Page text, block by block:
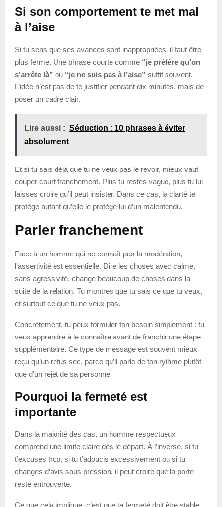
Si son comportement te met mal
à l’aise
Si tu sens que ses avances sont inappropriées, il faut être
plus ferme. Une phrase courte comme “je préfère qu’on
s’arrête là” ou “je ne suis pas à l’aise” suffit souvent.
L’idée n’est pas de te justifier pendant dix minutes, mais de
poser un cadre clair.
Lire aussi : Séduction : 10 phrases à éviter
absolument
Et si tu sais déjà que tu ne veux pas le revoir, mieux vaut
couper court franchement. Plus tu restes vague, plus tu lui
laisses croire qu’il peut insister. Dans ce cas, la clarté te
protège autant qu’elle le protège lui d’un malentendu.
Parler franchement
Face à un homme qui ne connaît pas la modération,
l’assertivité est essentielle. Dire les choses avec calme,
sans agressivité, change beaucoup de choses dans la
suite de la relation. Tu montres que tu sais ce que tu veux,
et surtout ce que tu ne veux pas.
Concrètement, tu peux formuler ton besoin simplement : tu
veux apprendre à le connaître avant de franchir une étape
supplémentaire. Ce type de message est souvent mieux
reçu qu’un refus sec, parce qu’il parle de ton rythme plutôt
que d’un rejet de sa personne.
Pourquoi la fermeté est
importante
Dans la majorité des cas, un homme respectueux
comprend une limite claire dès le départ. À l’inverse, si tu
t’excuses trop, si tu t’adoucis excessivement ou si tu
changes d’avis sous pression, il peut croire que la porte
reste entrouverte.
Ce que cela implique, c’est que ta fermeté doit être stable.